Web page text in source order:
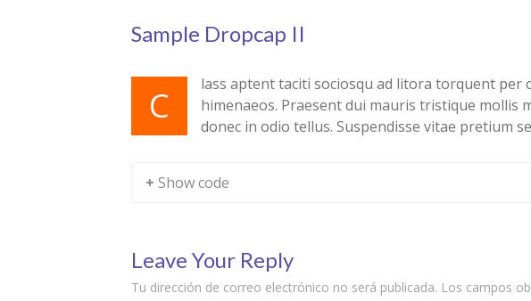
Sample Dropcap II
C
lass aptent taciti sociosqu ad litora torquent per
himenaeos. Praesent dui mauris tristique mollis
donec in odio tellus. Suspendisse vitae pretium
+ Show code
Leave Your Reply
Tu dirección de correo electrónico no será publicada. Los campos